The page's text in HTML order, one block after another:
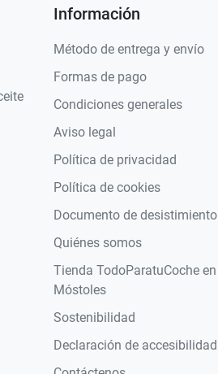
Información
Método de entrega y envío
Formas de pago
Condiciones generales
Aviso legal
Política de privacidad
Política de cookies
Documento de desistimiento
Quiénes somos
Tienda TodoParatuCoche en
Móstoles
Sostenibilidad
Declaración de accesibilidad